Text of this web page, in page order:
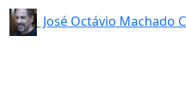
José Octávio Machado